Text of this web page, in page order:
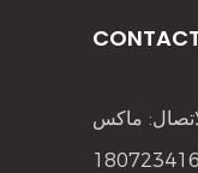
ماكس